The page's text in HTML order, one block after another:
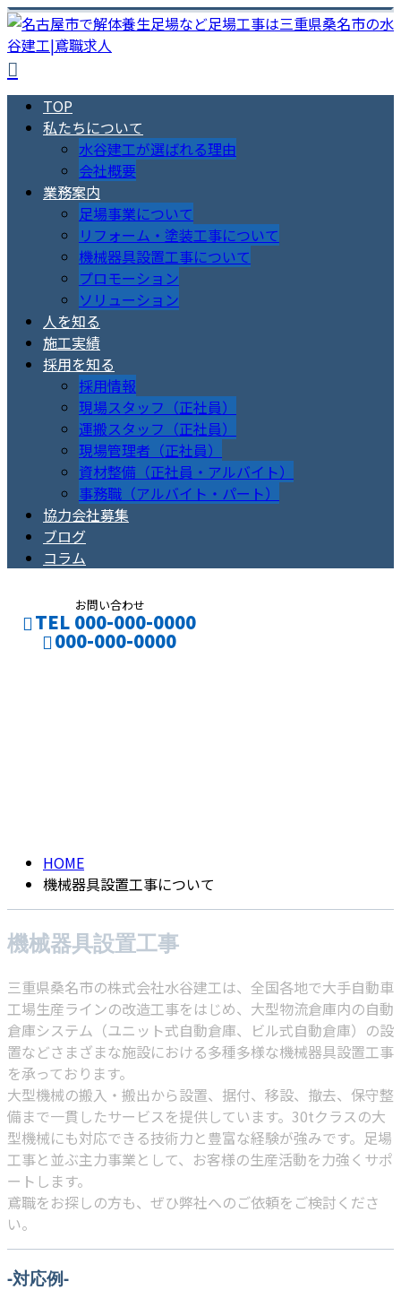
TOP
私たちについて
水谷建工が選ばれる理由
会社概要
業務案内
足場事業について
リフォーム・塗装工事について
機械器具設置工事について
プロモーション
ソリューション
人を知る
施工実績
採用を知る
採用情報
現場スタッフ（正社員）
運搬スタッフ（正社員）
現場管理者（正社員）
資材整備（正社員・アルバイト）
事務職（アルバイト・パート）
協力会社募集
ブログ
コラム
お問い合わせ
TEL 000-000-0000
000-000-0000
HOME
機械器具設置工事について
機械器具設置工事
三重県桑名市の株式会社水谷建工は、全国各地で大手自動車
工場生産ラインの改造工事をはじめ、大型物流倉庫内の自動
倉庫システム（ユニット式自動倉庫、ビル式自動倉庫）の設
置などさまざまな施設における多種多様な機械器具設置工事
を承っております。
大型機械の搬入・搬出から設置、据付、移設、撤去、保守整
備まで一貫したサービスを提供しています。30tクラスの大
型機械にも対応できる技術力と豊富な経験が強みです。足場
工事と並ぶ主力事業として、お客様の生産活動を力強くサポ
ートします。
鳶職をお探しの方も、ぜひ弊社へのご依頼をご検討くださ
い。
-対応例-